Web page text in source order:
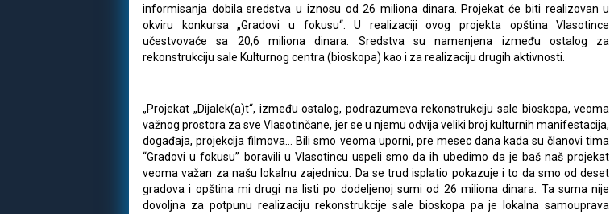
informisanja dobila sredstva u iznosu od 26 miliona dinara. Projekat će biti realizovan u
okviru konkursa „Gradovi u fokusu“. U realizaciji ovog projekta opština Vlasotince
učestvovaće sa 20,6 miliona dinara. Sredstva su namenjena između ostalog za
rekonstrukciju sale Kulturnog centra (bioskopa) kao i za realizaciju drugih aktivnosti.
„Projekat „Dijalek(a)t“, između ostalog, podrazumeva rekonstrukciju sale bioskopa, veoma
važnog prostora za sve Vlasotinčane, jer se u njemu odvija veliki broj kulturnih manifestacija,
događaja, projekcija filmova… Bili smo veoma uporni, pre mesec dana kada su članovi tima
“Gradovi u fokusu” boravili u Vlasotincu uspeli smo da ih ubedimo da je baš naš projekat
veoma važan za našu lokalnu zajednicu. Da se trud isplatio pokazuje i to da smo od deset
gradova i opština mi drugi na listi po dodeljenoj sumi od 26 miliona dinara. Ta suma nije
dovoljna za potpunu realizaciju rekonstrukcije sale bioskopa pa je lokalna samouprava